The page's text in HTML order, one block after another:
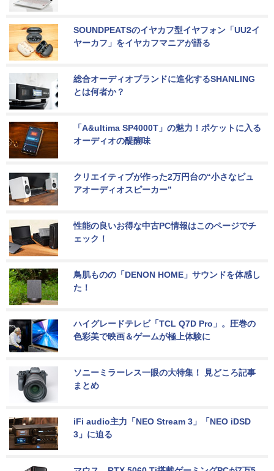
SOUNDPEATSのイヤカフ型イヤフォン「UU2イ
ヤーカフ」をイヤカフマニアが語る
総合オーディオブランドに進化するSHANLING
とは何者か？
「A&ultima SP4000T」の魅力！ポケットに入る
オーディオの醍醐味
クリエイティブが作った2万円台の“小さなピュ
アオーディオスピーカー”
性能の良いお得な中古PC情報はこのページでチ
ェック！
鳥肌ものの「DENON HOME」サウンドを体感し
た！
ハイグレードテレビ「TCL Q7D Pro」。圧巻の
色彩美で映画＆ゲームが極上体験に
ソニーミラーレス一眼の大特集！ 見どころ記事
まとめ
iFi audio主力「NEO Stream 3」「NEO iDSD
3」に迫る